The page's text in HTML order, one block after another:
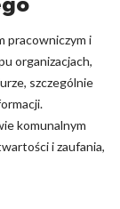
pracowniczym i
organizacjach,
szczególnie
komunalnym
i zaufania,